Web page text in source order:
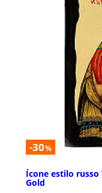
-30%
Ícone estilo russo
Gold